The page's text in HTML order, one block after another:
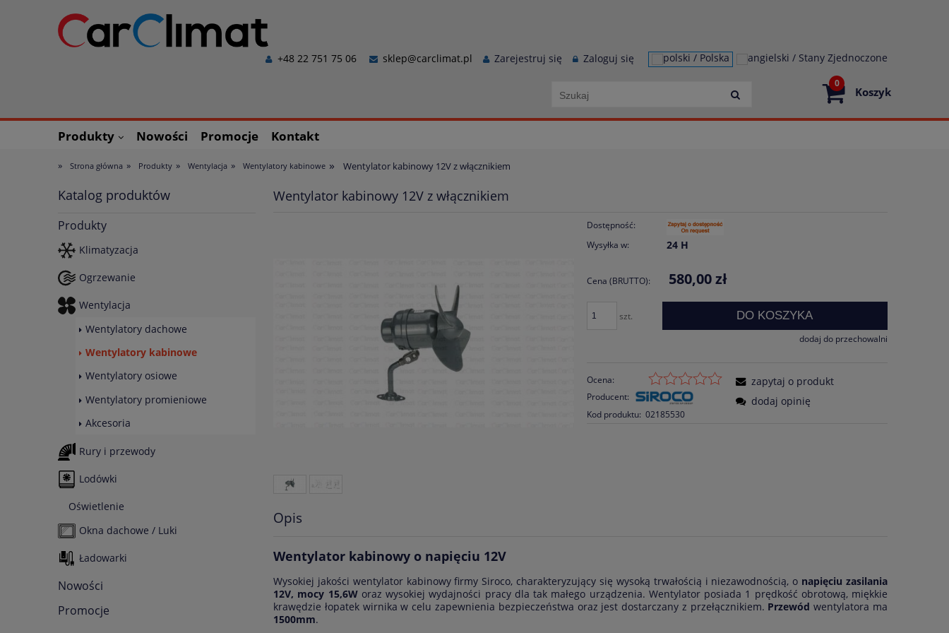
Zarejestruj się Zaloguj się
+48 22 751 75 06 sklep@carclimat.pl
Koszyk
0
Produkty Nowości Promocje Kontakt
» Strona główna » Produkty » Wentylacja » Wentylatory kabinowe » Wentylator kabinowy 12V z włącznikiem
Katalog produktów
Produkty
Klimatyzacja
Ogrzewanie
Wentylacja
Wentylatory dachowe
Wentylatory kabinowe
Wentylatory osiowe
Wentylatory promieniowe
Akcesoria
Rury i przewody
Lodówki
Oświetlenie
Okna dachowe / Luki
Ładowarki
Nowości
Promocje
Wentylator kabinowy 12V z włącznikiem
Dostępność:
Wysyłka w:
24 H
Cena (BRUTTO): 580,00 zł
szt. DO KOSZYKA
dodaj do przechowalni
Ocena:
Producent:
Kod produktu: 02185530
zapytaj o produkt
dodaj opinię
Opis
Wentylator kabinowy o napięciu 12V
Wysokiej jakości wentylator kabinowy firmy Siroco, charakteryzujący się wysoką trwałością i niezawodnością, o napięciu zasilania
12V, mocy 15,6Woraz wysokiej wydajności pracy dla tak małego urządzenia. Wentylator posiada 1 prędkość obrotową, miękkie
krawędzie łopatek wirnika w celu zapewnienia bezpieczeństwa oraz jest dostarczany z przełącznikiem. Przewód wentylatora ma
1500mm.